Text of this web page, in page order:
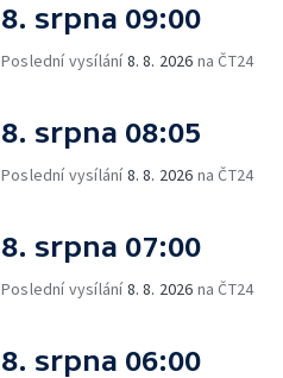
8. srpna 09:00
Poslední vysílání8. 8. 2026 na ČT24
8. srpna 08:05
Poslední vysílání8. 8. 2026 na ČT24
8. srpna 07:00
Poslední vysílání8. 8. 2026 na ČT24
8. srpna 06:00